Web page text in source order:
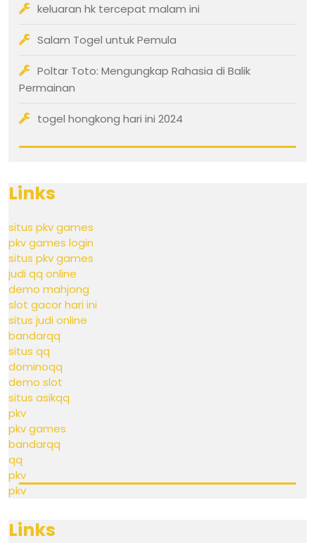
keluaran hk tercepat malam ini
Salam Togel untuk Pemula
Poltar Toto: Mengungkap Rahasia di Balik
Permainan
togel hongkong hari ini 2024
Links
situs pkv games
pkv games login
situs pkv games
judi qq online
demo mahjong
slot gacor hari ini
situs judi online
bandarqq
situs qq
dominoqq
demo slot
situs asikqq
pkv
pkv games
bandarqq
qq
pkv
pkv
Links